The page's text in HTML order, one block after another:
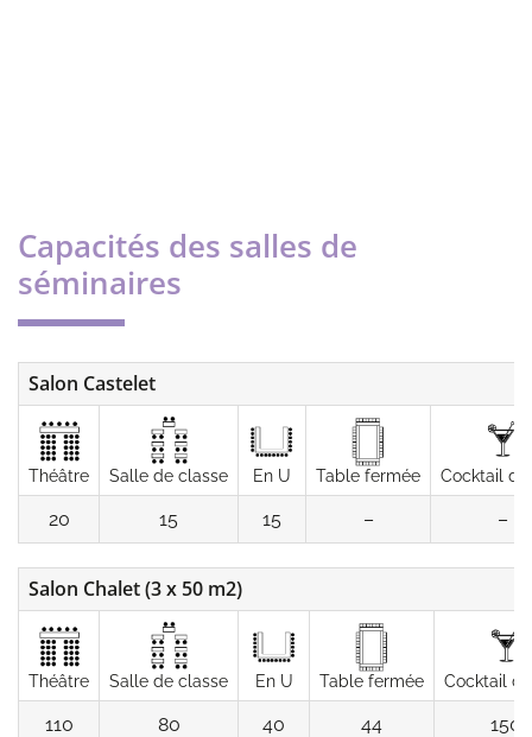
Capacités des salles de
séminaires
Salon Castelet
Théâtre Salle de classe En U Table fermée Cocktail
20 15 15 – –
Salon Chalet (3 x 50 m2)
Théâtre Salle de classe En U Table fermée Cocktail
110 80 40 44 150